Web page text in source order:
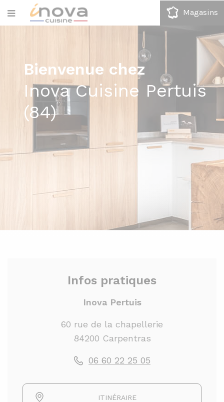
Magasins
Bienvenue chez
Inova Cuisine Pertuis
(84)
Infos pratiques
Inova Pertuis
60 rue de la chapellerie
84200 Carpentras
06 60 22 25 05
ITINÉRAIRE